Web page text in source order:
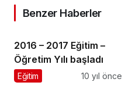
Benzer Haberler
2016 – 2017 Eğitim –
Öğretim Yılı başladı
Eğitim 10 yıl önce